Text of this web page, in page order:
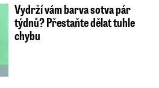
Vydrží vám barva sotva pár
týdnů? Přestaňte dělat tuhle
chybu